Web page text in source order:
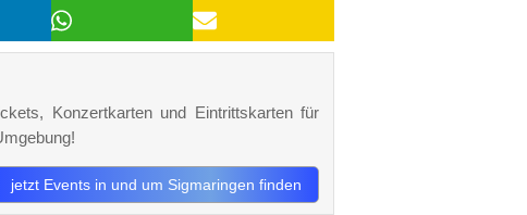
Konzertkarten und Eintrittskarten für
jetzt Events in und um Sigmaringen finden